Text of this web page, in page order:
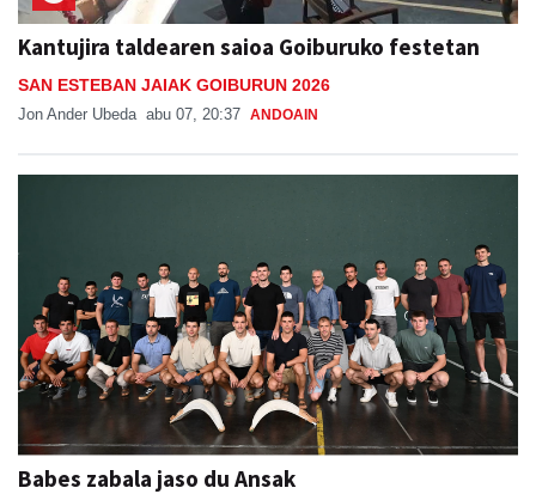
Kantujira taldearen saioa Goiburuko festetan
SAN ESTEBAN JAIAK GOIBURUN 2026
Jon Ander Ubeda abu 07, 20:37 ANDOAIN
Babes zabala jaso du Ansak